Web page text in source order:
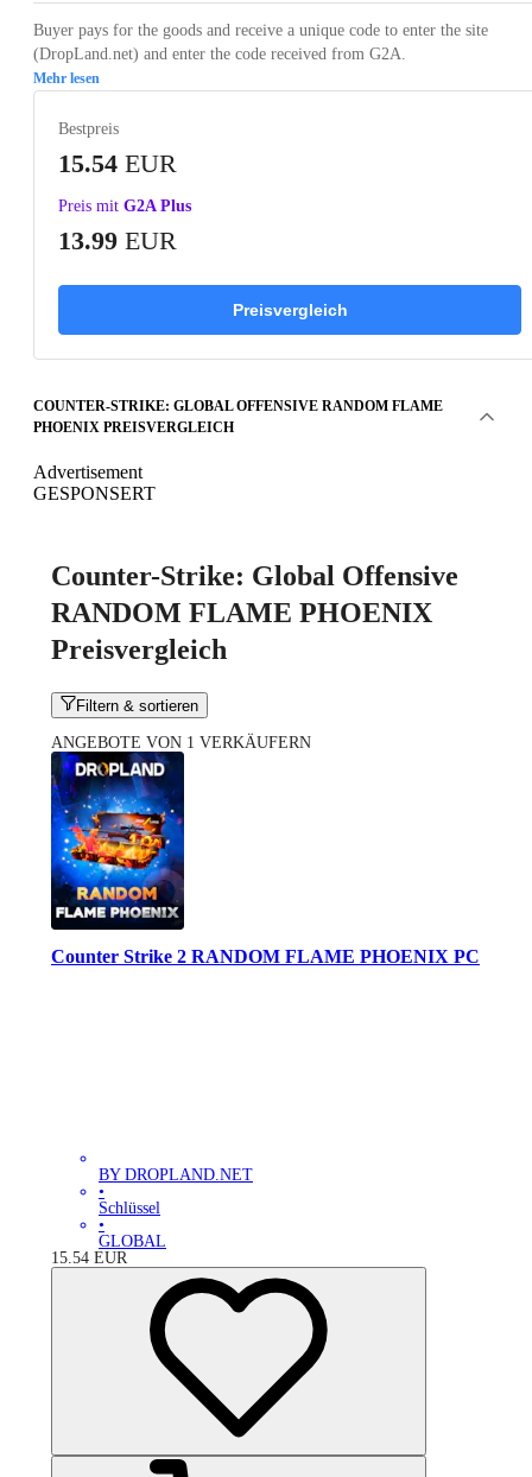
Buyer pays for the goods and receive a unique code to enter the site
(DropLand.net) and enter the code received from G2A.
Mehr lesen
Bestpreis
15.54 EUR
Preis mit G2A Plus
13.99 EUR
Preisvergleich
COUNTER-STRIKE: GLOBAL OFFENSIVE RANDOM FLAME
PHOENIX PREISVERGLEICH
Advertisement
GESPONSERT
Counter-Strike: Global Offensive
RANDOM FLAME PHOENIX
Preisvergleich
Filtern & sortieren
ANGEBOTE VON 1 VERKÄUFERN
Counter Strike 2 RANDOM FLAME PHOENIX PC
BY DROPLAND.NET
•
Schlüssel
•
GLOBAL
15.54 EUR